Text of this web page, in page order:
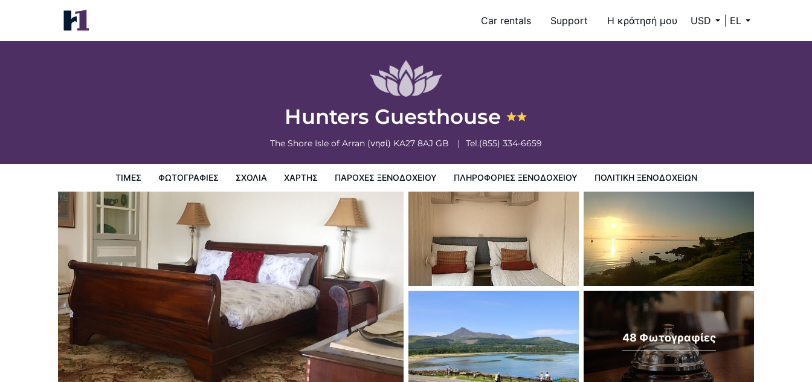
Car rentals Support Η κράτησή μου USD EL
Hunters Guesthouse
The Shore Isle of Arran (νησί) KA27 8AJ GB Tel.(855) 334-6659
ΤΙΜΈΣ ΦΩΤΟΓΡΑΦΊΕΣ ΣΧΌΛΙΑ ΧΆΡΤΗΣ ΠΑΡΟΧΕΣ ΞΕΝΟΔΟΧΕΙΟΥ ΠΛΗΡΟΦΟΡΊΕΣ ΞΕΝΟΔΟΧΕΊΟΥ ΠΟΛΙΤΙΚΗ ΞΕΝΟΔΟΧΕΊΩΝ
Hunters Guesthouse
Τιμές Πολιτικη ξενοδοχείων
48 Φωτογραφίες